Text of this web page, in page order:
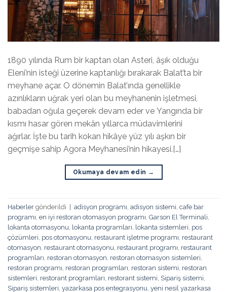
1890 yılında Rum bir kaptan olan Asteri, âşık olduğu
Eleni’nin isteği üzerine kaptanlığı bırakarak Balat’ta bir
meyhane açar. O dönemin Balat’ında genellikle
azınlıkların uğrak yeri olan bu meyhanenin işletmesi,
babadan oğula geçerek devam eder ve Yangında bir
kısmı hasar gören mekân yıllarca müdavimlerini
ağırlar. İşte bu tarih kokan hikâye yüz yılı aşkın bir
geçmişe sahip Agora Meyhanesi’nin hikayesi.[…]
Okumaya devam edin →
Haberler gönderildi | adisyon programı adisyon sistemi cafe bar
programı en iyi restoran otomasyon programı Garson El Terminali
lokanta otomasyonu lokanta programları lokanta sistemleri pos
çözümleri pos otomasyonu restaurant işletme programı restaurant
otomasyon restaurant otomasyonu restaurant programı restaurant
programları restoran otomasyon restoran otomasyon sistemleri
restoran programı restoran programları restoran sistemi restoran
sistemleri restorant programları restorant sistemi Sipariş sistemi
Sipariş sistemleri yazarkasa pos entegrasyonu yeni nesil yazarkasa